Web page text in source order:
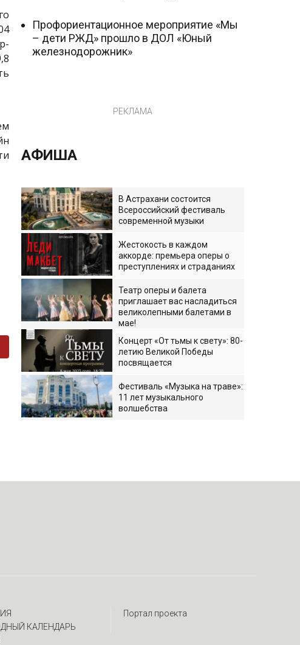
Профориентационное мероприятие «Мы
– дети РЖД» прошло в ДОЛ «Юный
железнодорожник»
РЕКЛАМА
АФИША
В Астрахани состоится
Всероссийский фестиваль
современной музыки
Жестокость в каждом
аккорде: премьера оперы о
преступлениях и страданиях
Театр оперы и балета
приглашает вас насладиться
великолепными балетами в
мае!
Концерт «От тьмы к свету»: 80-
летию Великой Победы
посвящается
Фестиваль «Музыка на траве»:
11 лет музыкального
волшебства
КАЛЕНДАРЬ
Портал проекта